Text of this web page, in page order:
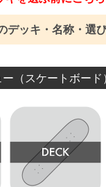
デッキ・名称・選
（スケートボード）